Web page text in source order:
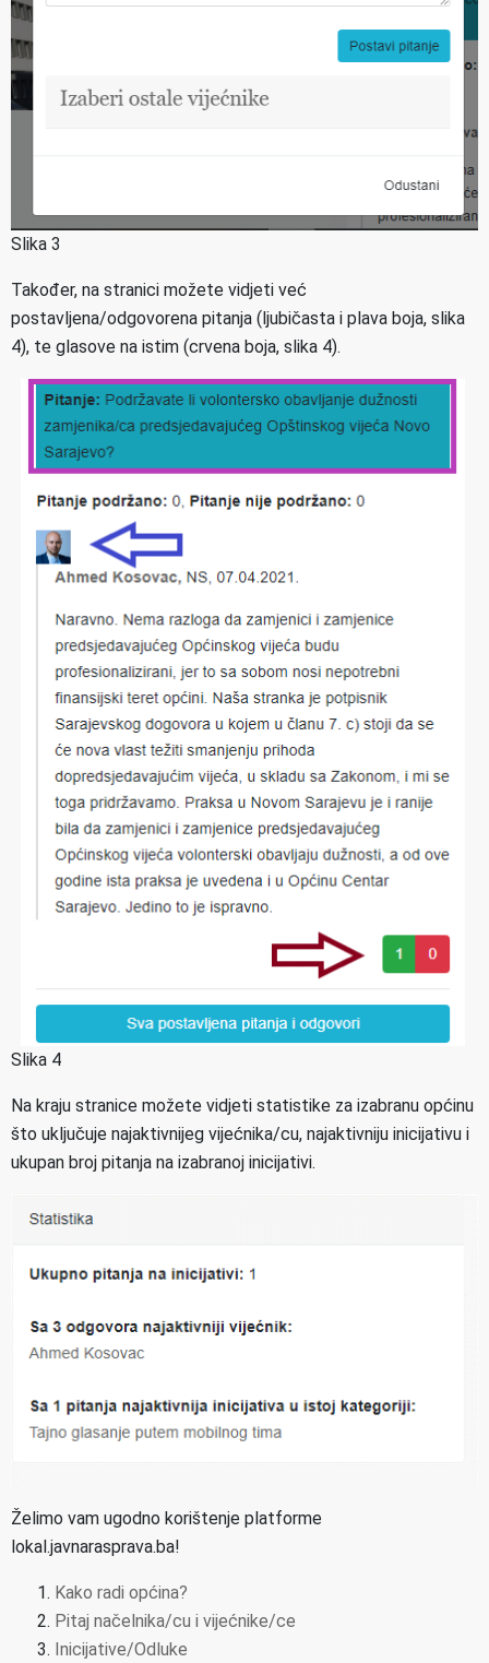
Slika 3
Također, na stranici možete vidjeti već
postavljena/odgovorena pitanja (ljubičasta i plava boja, slika
4), te glasove na istim (crvena boja, slika 4).
Slika 4
Na kraju stranice možete vidjeti statistike za izabranu općinu
što uključuje najaktivnijeg vijećnika/cu, najaktivniju inicijativu i
ukupan broj pitanja na izabranoj inicijativi.
Želimo vam ugodno korištenje platforme
lokal.javnarasprava.ba!
Kako radi općina?
Pitaj načelnika/cu i vijećnike/ce
Inicijative/Odluke